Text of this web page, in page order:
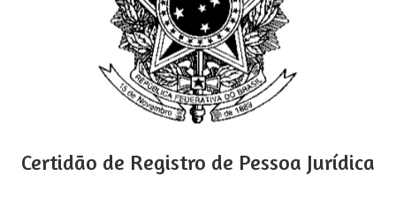
Certidão de Registro de Pessoa Jurídica